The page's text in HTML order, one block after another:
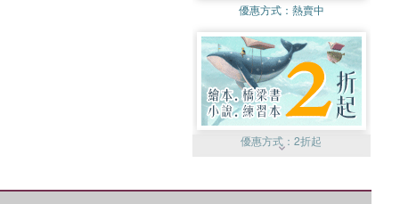
優惠方式： 熱賣中
優惠方式：2折起